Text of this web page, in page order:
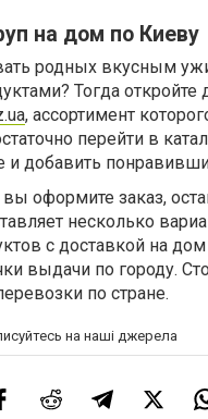
на дом по Киеву
родных вкусным
Тогда
, ассортимент
перейти в
и добавить
вы оформите заказ,
несколько
с доставкой на
выдачи по городу.
по стране.
на наші джерела